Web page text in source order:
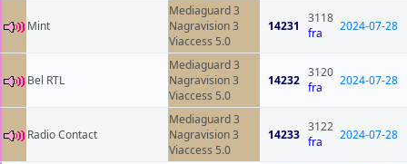
Mint
Mediaguard 3
Nagravision 3
Viaccess 5.0
14231
3118
fra
2024-07-28
Bel RTL
Mediaguard 3
Nagravision 3
Viaccess 5.0
14232
3120
fra
2024-07-28
Radio Contact
Mediaguard 3
Nagravision 3
Viaccess 5.0
14233
3122
fra
2024-07-28